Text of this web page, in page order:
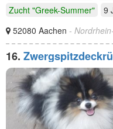
Zucht "Greek-Summer"
9
52080 Aachen -
16.
kein Verkauf ---